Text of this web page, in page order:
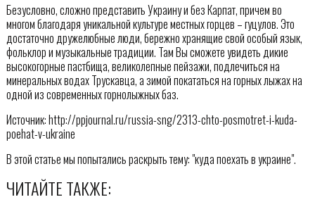
Безусловно, сложно представить Украину и без Карпат, причем во
многом благодаря уникальной культуре местных горцев – гуцулов. Это
достаточно дружелюбные люди, бережно хранящие свой особый язык,
фольклор и музыкальные традиции. Там Вы сможете увидеть дикие
высокогорные пастбища, великолепные пейзажи, подлечиться на
минеральных водах Трускавца, а зимой покататься на горных лыжах на
одной из современных горнолыжных баз.
Источник: http://ppjournal.ru/russia-sng/2313-chto-posmotret-i-kuda-
poehat-v-ukraine
В этой статье мы попытались раскрыть тему: "куда поехать в украине".
ЧИТАЙТЕ ТАКЖЕ: